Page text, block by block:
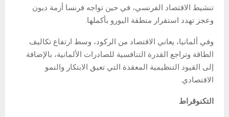
تنشيط الاقتصاد الفرنسي، في حين تواجه فرنسا أزمة ديون
وعجز تهدد استقرار منطقة اليورو بأكملها.
وفي ألمانيا، يعاني الاقتصاد من الركود، وسط ارتفاع تكاليف
الطاقة وتراجع القدرة التنافسية للصادرات الألمانية، بالإضافة
إلى القيود التنظيمية المعقدة التي تعيق الابتكار والنمو
الاقتصادي.
التكنوقراط